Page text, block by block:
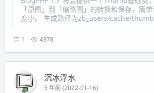
「原图」到「缩略图」的转换和保存，简
变小。 生成路径为zb_users/cache/
1 4378
沉冰浮水
5 年前 (2022-01-16)